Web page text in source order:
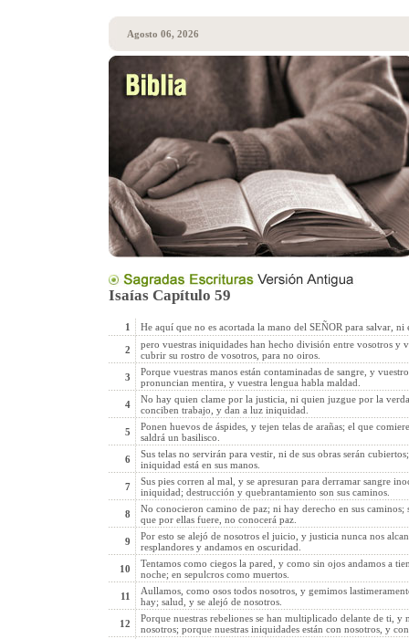
Agosto 06, 2026
Isaías Capítulo 59
1 He aquí que no es acortada la mano del SEÑOR para salvar,
2
pero vuestras iniquidades han hecho división entre vosotros y
cubrir su rostro de vosotros, para no oiros.
3
Porque vuestras manos están contaminadas de sangre, y
pronuncian mentira, y vuestra lengua habla maldad.
4
No hay quien clame por la justicia, ni quien juzgue por la
conciben trabajo, y dan a luz iniquidad.
5
Ponen huevos de áspides, y tejen telas de arañas; el que
saldrá un basilisco.
6
Sus telas no servirán para vestir, ni de sus obras serán
iniquidad está en sus manos.
7
Sus pies corren al mal, y se apresuran para derramar sangre
iniquidad; destrucción y quebrantamiento son sus caminos.
8
No conocieron camino de paz; ni hay derecho en sus caminos;
que por ellas fuere, no conocerá paz.
9
Por esto se alejó de nosotros el juicio, y justicia nunca nos
resplandores y andamos en oscuridad.
10
Tentamos como ciegos la pared, y como sin ojos andamos a
noche; en sepulcros como muertos.
11
Aullamos, como osos todos nosotros, y gemimos
hay; salud, y se alejó de nosotros.
12
Porque nuestras rebeliones se han multiplicado delante de ti, y
nosotros; porque nuestras iniquidades están con nosotros, y